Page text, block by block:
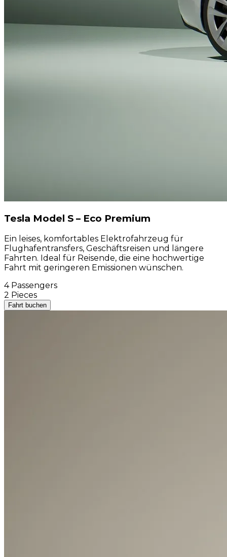
Tesla Model S – Eco Premium
Ein leises, komfortables Elektrofahrzeug für
Flughafentransfers, Geschäftsreisen und längere
Fahrten. Ideal für Reisende, die eine hochwertige
Fahrt mit geringeren Emissionen wünschen.
4 Passengers
2 Pieces
Fahrt buchen